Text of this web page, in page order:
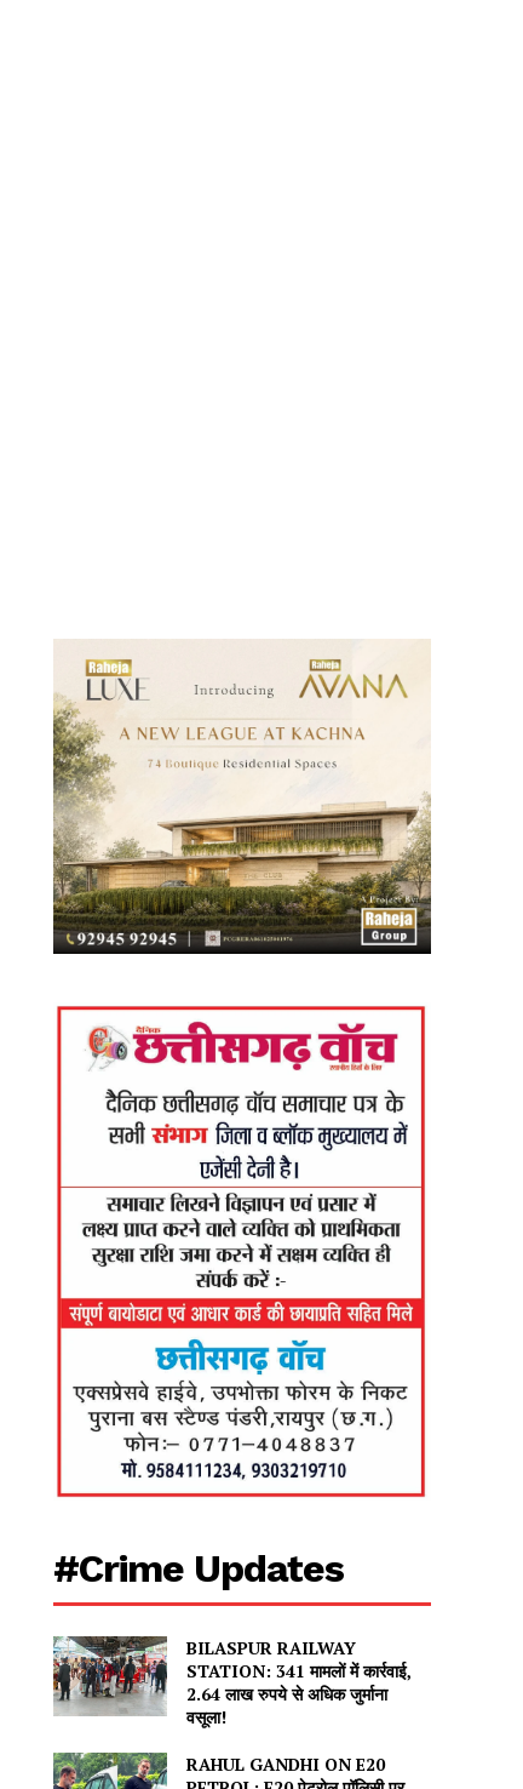
#Crime Updates
BILASPUR RAILWAY
STATION: 341 मामलों में कार्रवाई,
2.64 लाख रुपये से अधिक जुर्माना
वसूला!
RAHUL GANDHI ON E20